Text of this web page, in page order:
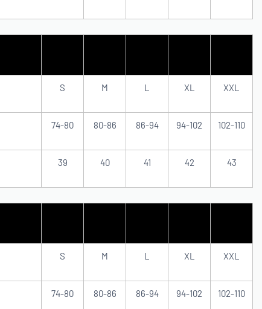
S M L XL XXL
74-80 80-86 86-94 94-102 102-110
39 40 41 42 43
S M L XL XXL
74-80 80-86 86-94 94-102 102-110